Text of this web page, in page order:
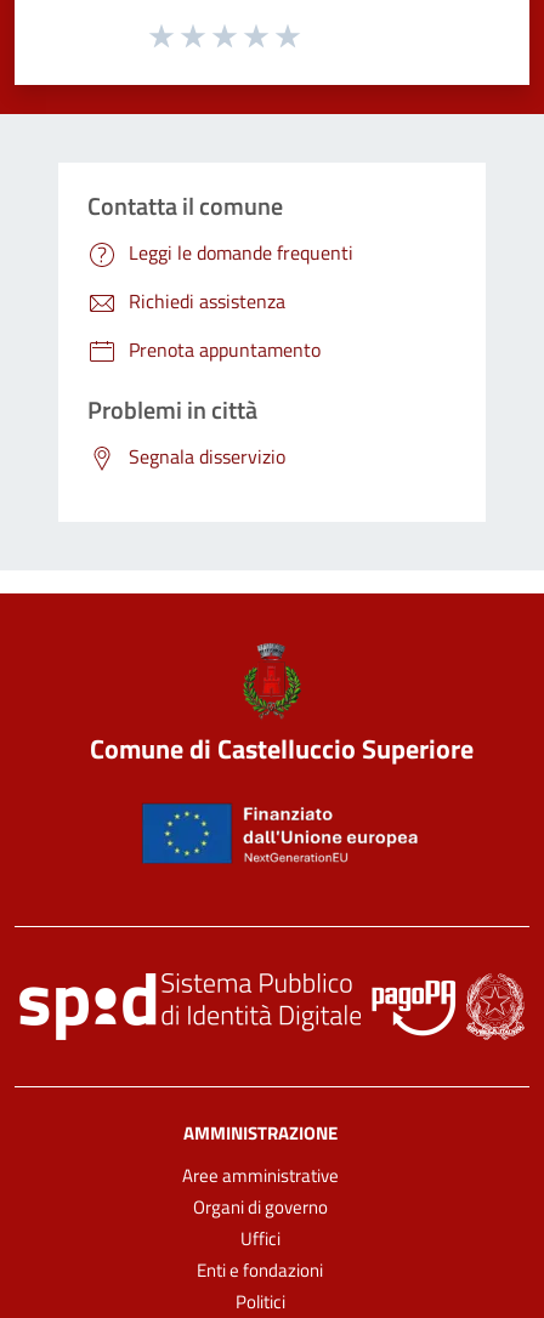
Valuta da 1 a 5 stelle la pagina
Contatta il comune
Leggi le domande frequenti
Richiedi assistenza
Prenota appuntamento
Problemi in città
Segnala disservizio
Comune di Castelluccio Superiore
AMMINISTRAZIONE
Aree amministrative
Organi di governo
Uffici
Enti e fondazioni
Politici